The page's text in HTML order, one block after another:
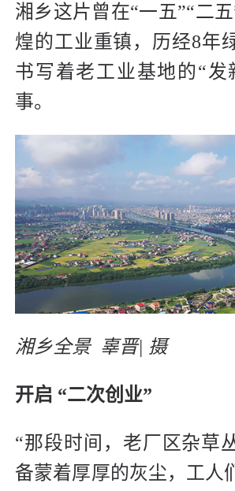
湘乡这片曾在“一五”“二
煌的工业重镇，历经8年
书写着老工业基地的“发
事。
湘乡全景 辜晋| 摄
开启 “二次创业”
“那段时间，老厂区杂草
备蒙着厚厚的灰尘，工人